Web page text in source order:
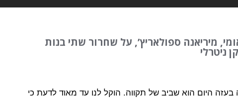
מיריאנה ספולאריץ’, על שחרור שתי בנות
ניטרלי
היום הוא שביב של תקווה. הוקל לנו עד מאוד לדעת כי